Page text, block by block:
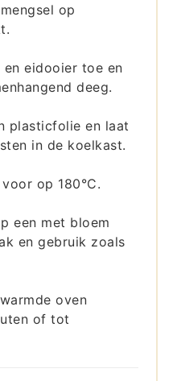
op
en eidooier toe en
deeg.
plasticfolie en laat
in de koelkast.
op 180°C.
een met bloem
en gebruik zoals
oven
of tot